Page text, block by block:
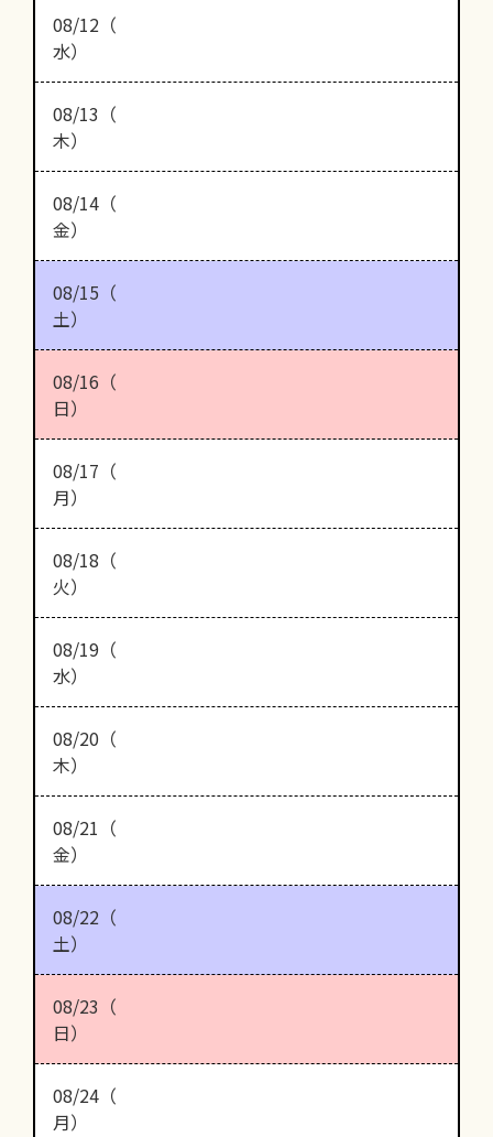
08/12（
水）
08/13（
木）
08/14（
金）
08/15（
土）
08/16（
日）
08/17（
月）
08/18（
火）
08/19（
水）
08/20（
木）
08/21（
金）
08/22（
土）
08/23（
日）
08/24（
月）